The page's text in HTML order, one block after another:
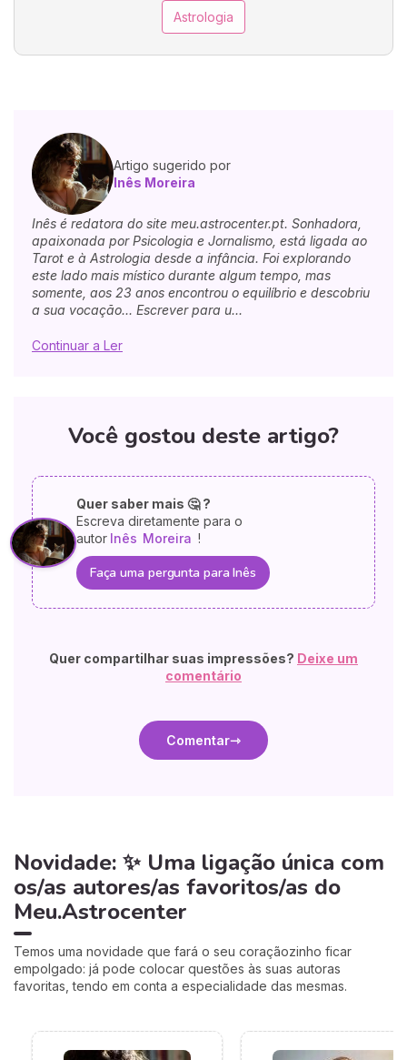
Astrologia
Artigo sugerido por
Inês Moreira
Inês é redatora do site meu.astrocenter.pt. Sonhadora,
apaixonada por Psicologia e Jornalismo, está ligada ao
Tarot e à Astrologia desde a infância. Foi explorando
este lado mais místico durante algum tempo, mas
somente, aos 23 anos encontrou o equilíbrio e descobriu
a sua vocação... Escrever para u...
Continuar a Ler
Você gostou deste artigo?
Quer saber mais 🤔 ?
Escreva diretamente para o
autor Inês Moreira !
Faça uma pergunta para Inês
Quer compartilhar suas impressões? Deixe um
comentário
Comentar
Novidade: ✨ Uma ligação única com
os/as autores/as favoritos/as do
Meu.Astrocenter
Temos uma novidade que fará o seu coraçãozinho ficar
empolgado: já pode colocar questões às suas autoras
favoritas, tendo em conta a especialidade das mesmas.